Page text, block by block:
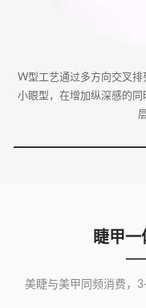
W型工艺通过多方向交叉
小眼型，在增加纵深感的
睫甲一
美睫与美甲同频消费，